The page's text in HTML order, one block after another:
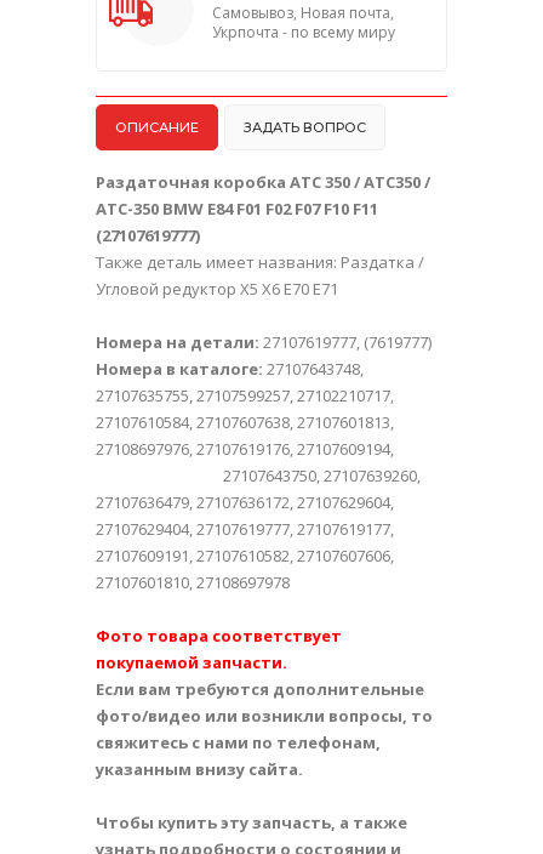
Самовывоз, Новая почта,
Укрпочта - по всему миру
ОПИСАНИЕ ЗАДАТЬ ВОПРОС
Раздаточная коробка ATC 350 / ATC350 /
ATC-350 BMW E84 F01 F02 F07 F10 F11
(27107619777)
Также деталь имеет названия: Раздатка /
Угловой редуктор Х5 Х6 Е70 Е71
Номера на детали: 27107619777, (7619777)
Номера в каталоге: 27107643748,
27107635755, 27107599257, 27102210717,
27107610584, 27107607638, 27107601813,
27108697976, 27107619176, 27107609194,
27107643750, 27107639260,
27107636479, 27107636172, 27107629604,
27107629404, 27107619777, 27107619177,
27107609191, 27107610582, 27107607606,
27107601810, 27108697978
Фото товара соответствует
покупаемой запчасти.
Если вам требуются дополнительные
фото/видео или возникли вопросы, то
свяжитесь с нами по телефонам,
указанным внизу сайта.
Чтобы купить эту запчасть, а также
узнать подробности о состоянии и